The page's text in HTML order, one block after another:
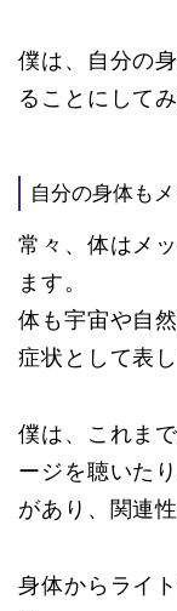
僕は、自分の
ることにして
自分の身体も
常々、体はメ
ます。
体も宇宙や自
症状として表
僕は、これま
ージを聴いた
があり、関連
身体からライ